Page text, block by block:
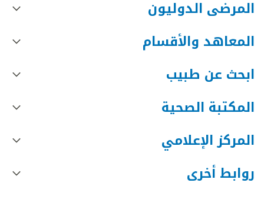
المرضى الدوليون
المعاهد والأقسام
ابحث عن طبيب
المكتبة الصحية
المركز الإعلامي
روابط أخرى